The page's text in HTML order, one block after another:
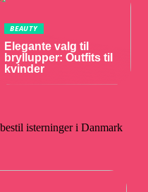
BEAUTY
Elegante valg til
bryllupper: Outfits til
kvinder
isterninger i Danmark